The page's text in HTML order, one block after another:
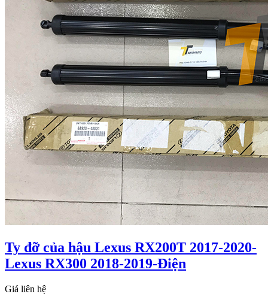
Ty đỡ của hậu Lexus RX200T 2017-2020-
Lexus RX300 2018-2019-Điện
Giá liên hệ